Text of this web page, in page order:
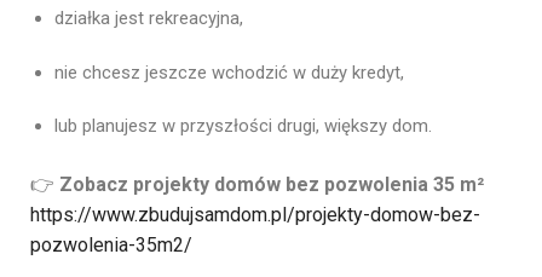
działka jest rekreacyjna,
nie chcesz jeszcze wchodzić w duży kredyt,
lub planujesz w przyszłości drugi, większy dom.
👉 Zobacz projekty domów bez pozwolenia 35 m²
https://www.zbudujsamdom.pl/projekty-domow-bez-
pozwolenia-35m2/